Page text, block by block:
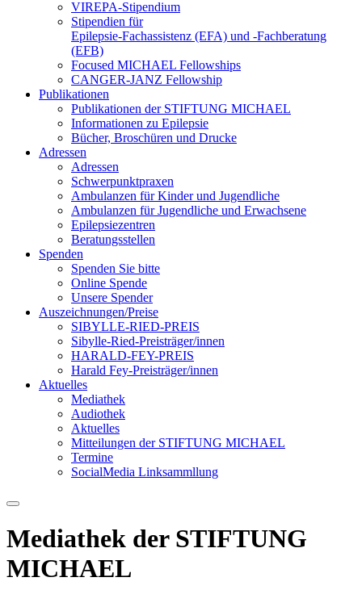
VIREPA-Stipendium
Stipendien für
Epilepsie-Fachassistenz (EFA) und -Fachberatung
(EFB)
Focused MICHAEL Fellowships
CANGER-JANZ Fellowship
Publikationen
Publikationen der STIFTUNG MICHAEL
Informationen zu Epilepsie
Bücher, Broschüren und Drucke
Adressen
Adressen
Schwerpunktpraxen
Ambulanzen für Kinder und Jugendliche
Ambulanzen für Jugendliche und Erwachsene
Epilepsiezentren
Beratungsstellen
Spenden
Spenden Sie bitte
Online Spende
Unsere Spender
Auszeichnungen/Preise
SIBYLLE-RIED-PREIS
Sibylle-Ried-Preisträger/innen
HARALD-FEY-PREIS
Harald Fey-Preisträger/innen
Aktuelles
Mediathek
Audiothek
Aktuelles
Mitteilungen der STIFTUNG MICHAEL
Termine
SocialMedia Linksammllung
Mediathek der STIFTUNG
MICHAEL